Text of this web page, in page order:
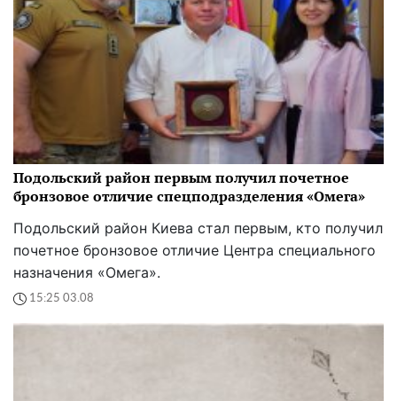
Подольский район первым получил почетное
бронзовое отличие спецподразделения «Омега»
Подольский район Киева стал первым, кто получил
почетное бронзовое отличие Центра специального
назначения «Омега».
15:25 03.08